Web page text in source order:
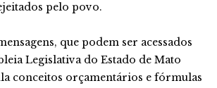
pelo povo.
que podem ser acessados
Legislativa do Estado de Mato
conceitos orçamentários e fórmulas